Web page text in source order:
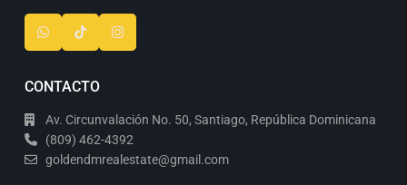
CONTACTO
Av. Circunvalación No. 50, Santiago, República Dominicana
(809) 462-4392
goldendmrealestate@gmail.com